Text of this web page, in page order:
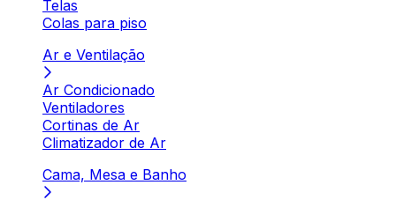
Telas
Colas para piso
Ar e Ventilação
Ar Condicionado
Ventiladores
Cortinas de Ar
Climatizador de Ar
Cama, Mesa e Banho